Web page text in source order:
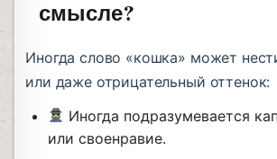
смысле?
Иногда слово «кошка» может
или даже отрицательный оттенок:
Иногда подразумевается
или своенравие.